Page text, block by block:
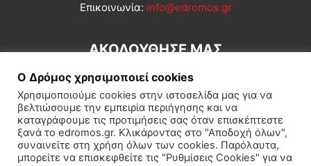
Επικοινωνία: info@edromos.gr
ΑΚΟΛΟΥΘΗΣΕ ΜΑΣ
Εγγραφή συνδρομητή Πολιτική Διεθνή Κοινωνία
Ο Δρόμος χρησιμοποιεί cookies
Χρησιμοποιούμε cookies στην ιστοσελίδα μας για να
βελτιώσουμε την εμπειρία περιήγησης και να
καταγράφουμε τις προτιμήσεις σας όταν επισκέπτεστε
ξανά το edromos.gr. Κλικάροντας στο "Αποδοχή όλων",
συναινείτε στη χρήση όλων των cookies. Παρόλαυτα,
μπορείτε να επισκεφθείτε τις "Ρυθμίσεις Cookies" για να